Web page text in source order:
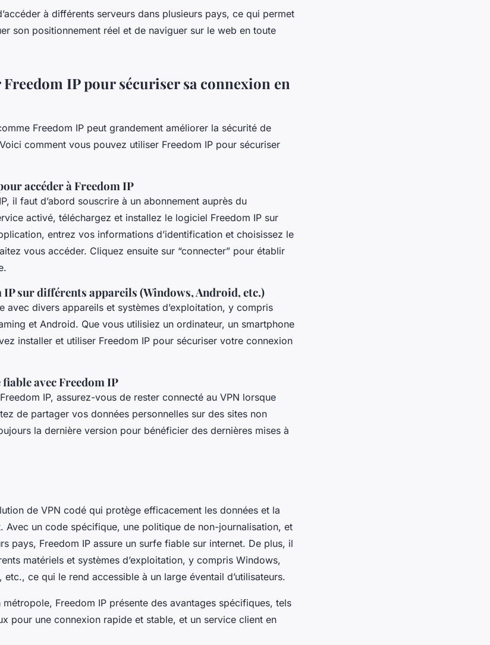
à différents serveurs dans plusieurs pays, ce qui permet
son positionnement réel et de naviguer sur le web en toute
IP pour sécuriser sa connexion en
Freedom IP peut grandement améliorer la sécurité de
comment vous pouvez utiliser Freedom IP pour sécuriser
accéder à Freedom IP
il faut d’abord souscrire à un abonnement auprès du
activé, téléchargez et installez le logiciel Freedom IP sur
entrez vos informations d’identification et choisissez le
vous accéder. Cliquez ensuite sur “connecter” pour établir
sur différents appareils (Windows, Android, etc.)
avec divers appareils et systèmes d’exploitation, y compris
et Android. Que vous utilisiez un ordinateur, un smartphone
installer et utiliser Freedom IP pour sécuriser votre connexion
avec Freedom IP
IP, assurez-vous de rester connecté au VPN lorsque
de partager vos données personnelles sur des sites non
la dernière version pour bénéficier des dernières mises à
de VPN codé qui protège efficacement les données et la
Avec un code spécifique, une politique de non-journalisation, et
pays, Freedom IP assure un surfe fiable sur internet. De plus, il
matériels et systèmes d’exploitation, y compris Windows,
ce qui le rend accessible à un large éventail d’utilisateurs.
métropole, Freedom IP présente des avantages spécifiques, tels
pour une connexion rapide et stable, et un service client en